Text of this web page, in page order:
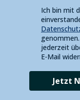
Ich bin mit
jederzeit
E-Mail
Jetzt